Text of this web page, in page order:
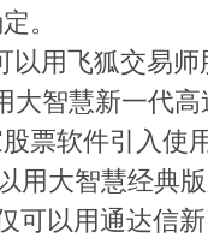
。
以用飞狐交易
大智慧新一代
票软件引入使
用大智慧经典
可以用通达信